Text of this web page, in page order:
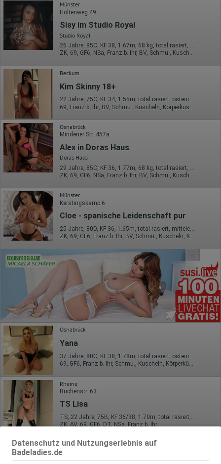
Datenschutz und Nutzungserlebnis auf
Badeladies.de
Münster
Höltenweg 49
Sisy im Studio Royal
Studio Royal
26 Jahre, 85C, KF 38, 1.67m, 68 kg, total rasiert, osteuropäisch
ZK, 69, GF6, NSa, Franz b. Ihr, BV, Schmu., Kuscheln
Beckum
Kim Skinny 18+
22 Jahre, 75C, KF 34, 1.55m, total rasiert, osteuropäisch
Osnabrück
Mindener Str. 457a
Alex in Doras Haus
Doras Haus
ZK, 69, GF6, NSa, Franz b. Ihr, BV, Schmu., Kuscheln
Münster
Kerstingskamp 6
Cloe - spanische Leidenschaft pur
25 Jahre, 80D, KF 36, 1.65m, total rasiert, mitteleuropäisch
ZK, 69, GF6, Franz b. Ihr, BV, Schmu., Kuscheln, Körperküs.
Osnabrück
Yana
37 Jahre, 80C, KF 38, 1.78m, total rasiert, osteuropäisch
69, GF6, Franz b. Ihr, Schmu., Kuscheln, Körperküs., Mast., Nylon
Rheine
Buchenstr. 63
TS Lisa
TS, 22 Jahre, 75B, KF 36/38, 1.70m, total rasiert, Latina
ZK, AV, 69, GF6, DT, NSa, Franz b. Ihr
Ahlen
Zum Richterbach 57